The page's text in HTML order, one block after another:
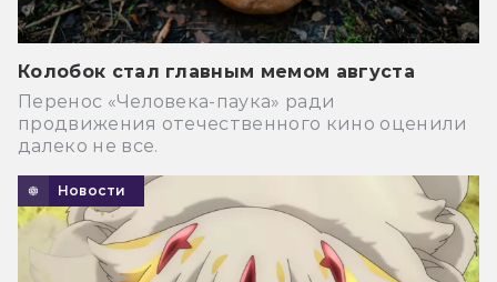
Колобок стал главным мемом августа
Перенос «Человека-паука» ради
продвижения отечественного кино оценили
далеко не все.
Новости